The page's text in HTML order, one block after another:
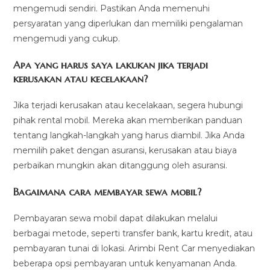
mengemudi sendiri. Pastikan Anda memenuhi
persyaratan yang diperlukan dan memiliki pengalaman
mengemudi yang cukup.
Apa yang harus saya lakukan jika terjadi
kerusakan atau kecelakaan?
Jika terjadi kerusakan atau kecelakaan, segera hubungi
pihak rental mobil. Mereka akan memberikan panduan
tentang langkah-langkah yang harus diambil. Jika Anda
memilih paket dengan asuransi, kerusakan atau biaya
perbaikan mungkin akan ditanggung oleh asuransi.
Bagaimana cara membayar sewa mobil?
Pembayaran sewa mobil dapat dilakukan melalui
berbagai metode, seperti transfer bank, kartu kredit, atau
pembayaran tunai di lokasi. Arimbi Rent Car menyediakan
beberapa opsi pembayaran untuk kenyamanan Anda.